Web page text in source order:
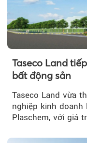
Taseco Land
bất động sản
Taseco Land vừa
nghiệp kinh
Plaschem, với giá